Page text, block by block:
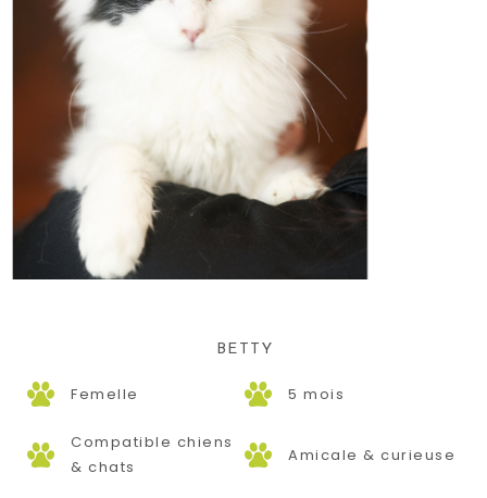
BETTY
Femelle 5 mois
Compatible chiens
& chats
Amicale & curieuse